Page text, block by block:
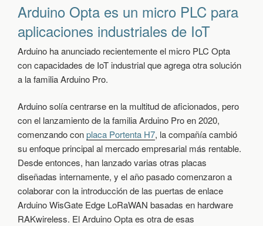
L
C
A
D
O
E
A
D
U
I
N
O
T
A
E
S
U
N
M
C
R
O
Arduino Opta es un micro PLC para
aplicaciones industriales de IoT
Arduino ha anunciado recientemente el micro PLC Opta
con capacidades de IoT industrial que agrega otra solución
a la familia Arduino Pro.
Arduino solía centrarse en la multitud de aficionados, pero
con el lanzamiento de la familia Arduino Pro en 2020,
comenzando conplaca Portenta H7, la compañía cambió
su enfoque principal al mercado empresarial más rentable.
Desde entonces, han lanzado varias otras placas
diseñadas internamente, y el año pasado comenzaron a
colaborar con la introducción de las puertas de enlace
Arduino WisGate Edge LoRaWAN basadas en hardware
RAKwireless. El Arduino Opta es otra de esas